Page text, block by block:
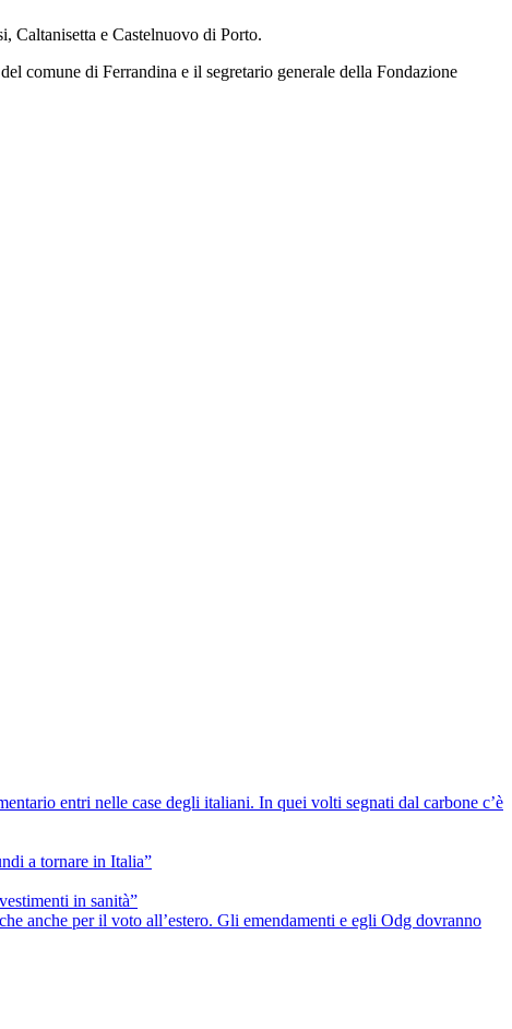
Caltanisetta e Castelnuovo di Porto.
comune di Ferrandina e il segretario generale della Fondazione
entri nelle case degli italiani. In quei volti segnati dal carbone c’è
a tornare in Italia”
in sanità”
anche per il voto all’estero. Gli emendamenti e egli Odg dovranno